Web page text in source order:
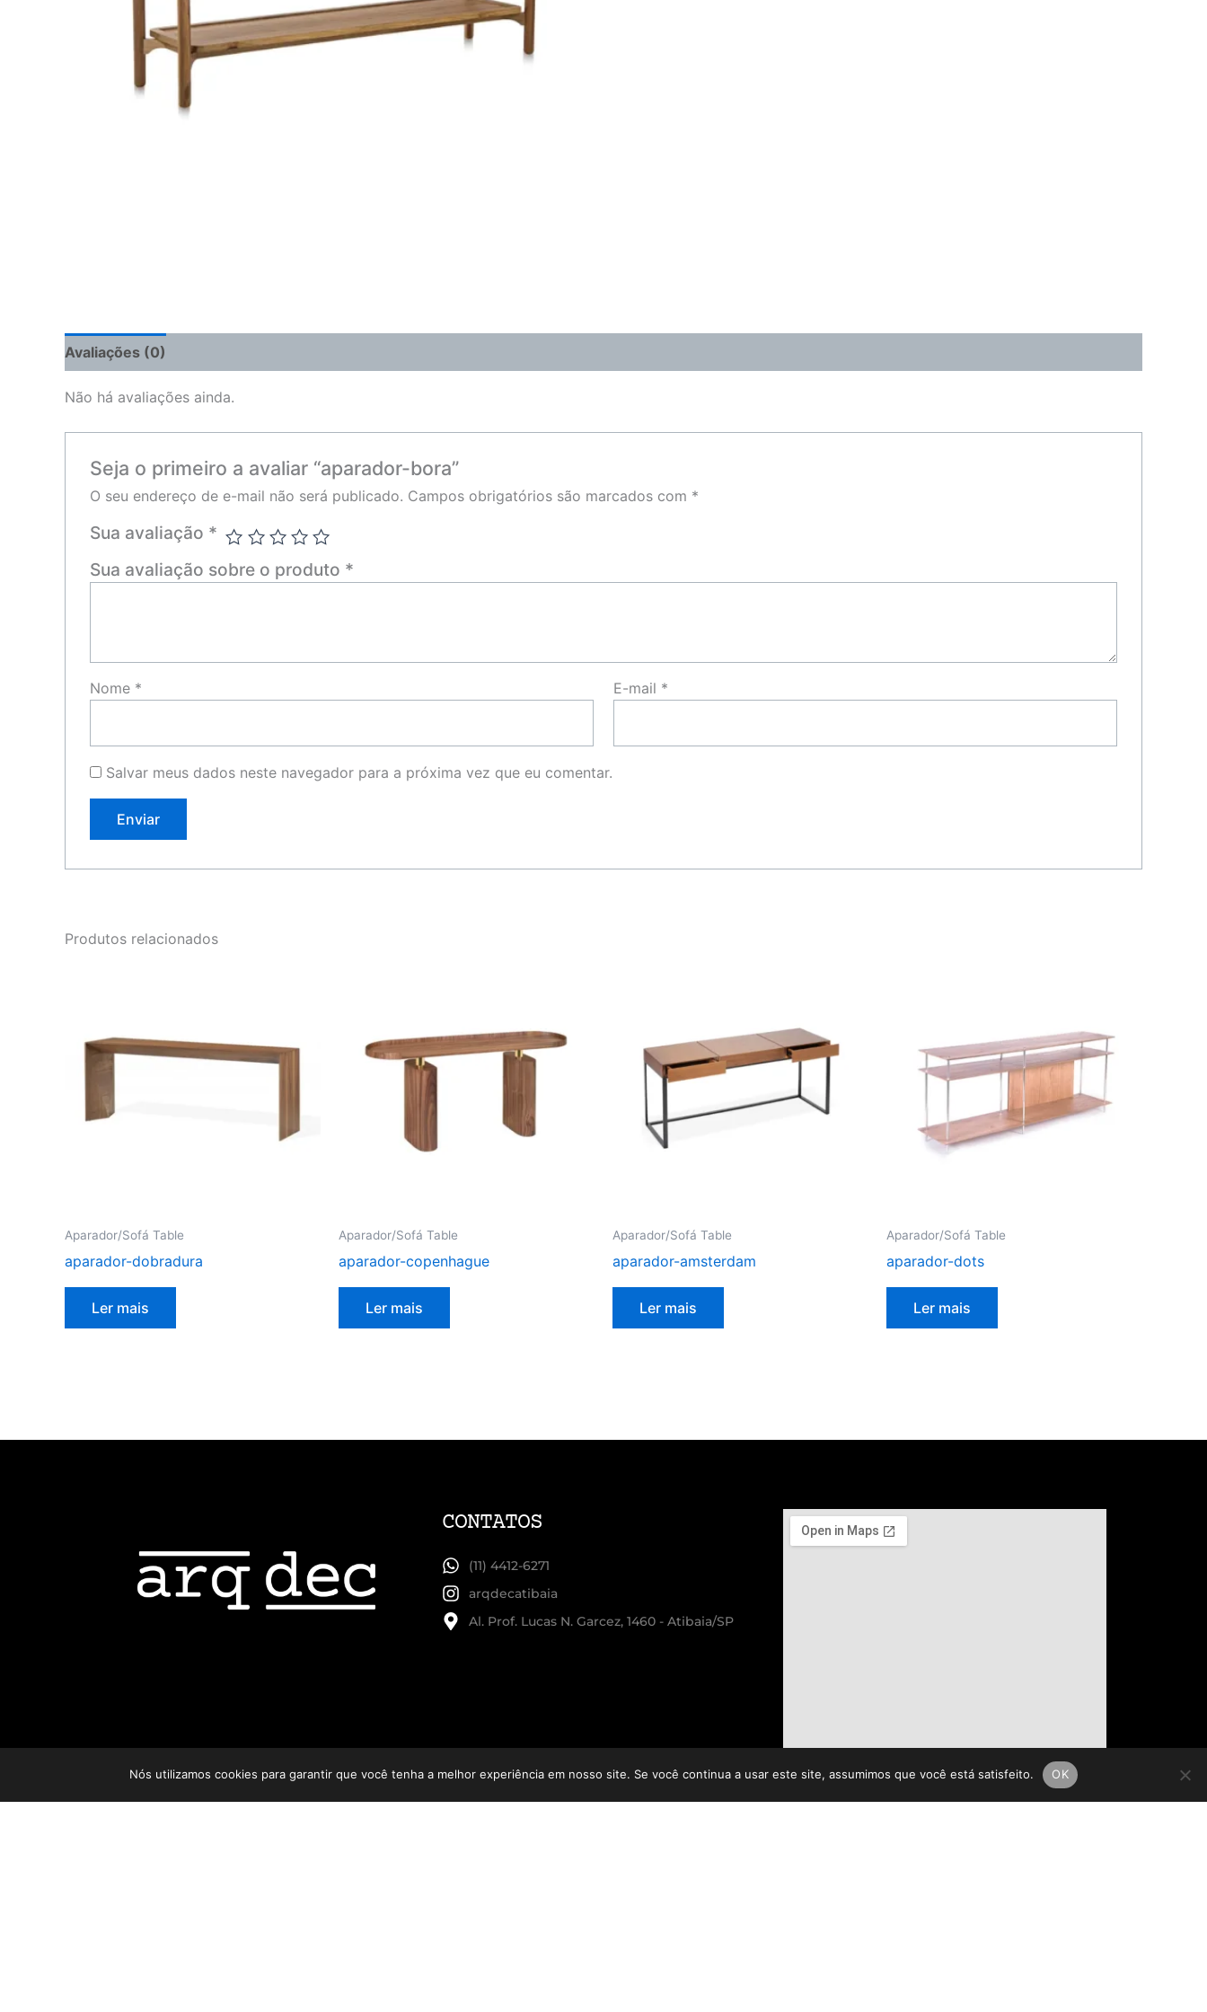
Avaliações (0)
Não há avaliações ainda.
Seja o primeiro a avaliar “aparador-bora”
O seu endereço de e-mail não será publicado. Campos obrigatórios são marcados com *
Sua avaliação *
Sua avaliação sobre o produto *
Nome * E-mail *
Salvar meus dados neste navegador para a próxima vez que eu comentar.
Produtos relacionados
Aparador/Sofá Table
aparador-dobradura
Ler mais
Aparador/Sofá Table
aparador-copenhague
Ler mais
Aparador/Sofá Table
aparador-amsterdam
Ler mais
Aparador/Sofá Table
aparador-dots
Ler mais
CONTATOS
(11) 4412-6271
arqdecatibaia
Al. Prof. Lucas N. Garcez, 1460 - Atibaia/SP
Nós utilizamos cookies para garantir que você tenha a melhor experiência em nosso site. Se você continua a usar este site, assumimos que você está satisfeito. OK